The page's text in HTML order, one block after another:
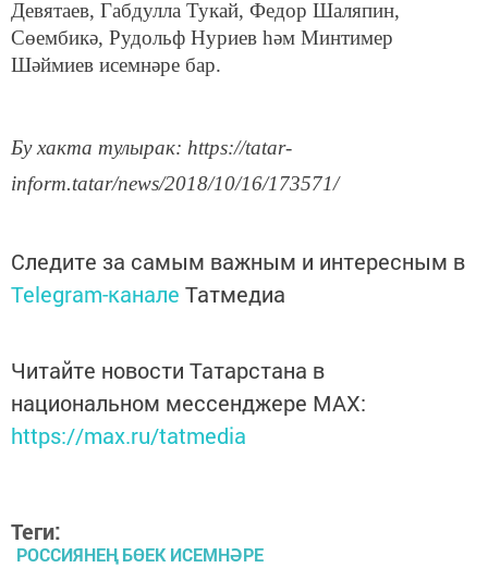
Девятаев, Габдулла Тукай, Федор Шаляпин,
Сөембикә, Рудольф Нуриев һәм Минтимер
Шәймиев исемнәре бар.
Бу хакта тулырак: https://tatar-
inform.tatar/news/2018/10/16/173571/
Следите за самым важным и интересным в
Telegram-канале Татмедиа
Читайте новости Татарстана в
национальном мессенджере MАХ:
https://max.ru/tatmedia
Теги:
РОССИЯНЕҢ БӨЕК ИСЕМНӘРЕ